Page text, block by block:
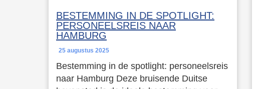
BESTEMMING IN DE SPOTLIGHT:
PERSONEELSREIS NAAR
HAMBURG
25 augustus 2025
Bestemming in de spotlight: personeelsreis
naar Hamburg Deze bruisende Duitse